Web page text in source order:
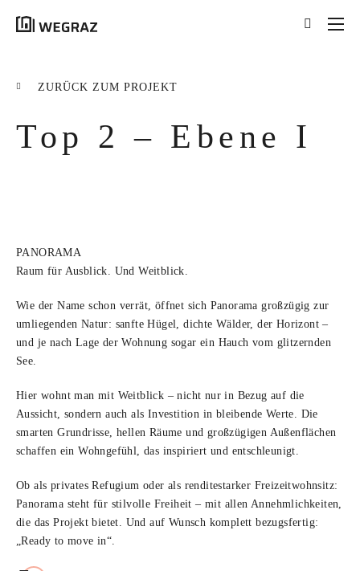
ALLE ERGEBNISSE ({{RESULTS.LENGTH}})
excerpt
ZURÜCK ZUM PROJEKT
Top 2 – Ebene I
PANORAMA
Raum für Ausblick. Und Weitblick.
Wie der Name schon verrät, öffnet sich Panorama großzügig zur
umliegenden Natur: sanfte Hügel, dichte Wälder, der Horizont –
und je nach Lage der Wohnung sogar ein Hauch vom glitzernden
See.
Hier wohnt man mit Weitblick – nicht nur in Bezug auf die
Aussicht, sondern auch als Investition in bleibende Werte. Die
smarten Grundrisse, hellen Räume und großzügigen Außenflächen
schaffen ein Wohngefühl, das inspiriert und entschleunigt.
Ob als privates Refugium oder als renditestarker Freizeitwohnsitz:
Panorama steht für stilvolle Freiheit – mit allen Annehmlichkeiten,
die das Projekt bietet. Und auf Wunsch komplett bezugsfertig:
„Ready to move in“.